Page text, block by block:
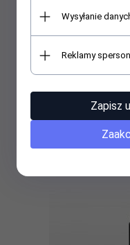
Wysyłanie
Reklamy
Zapisz